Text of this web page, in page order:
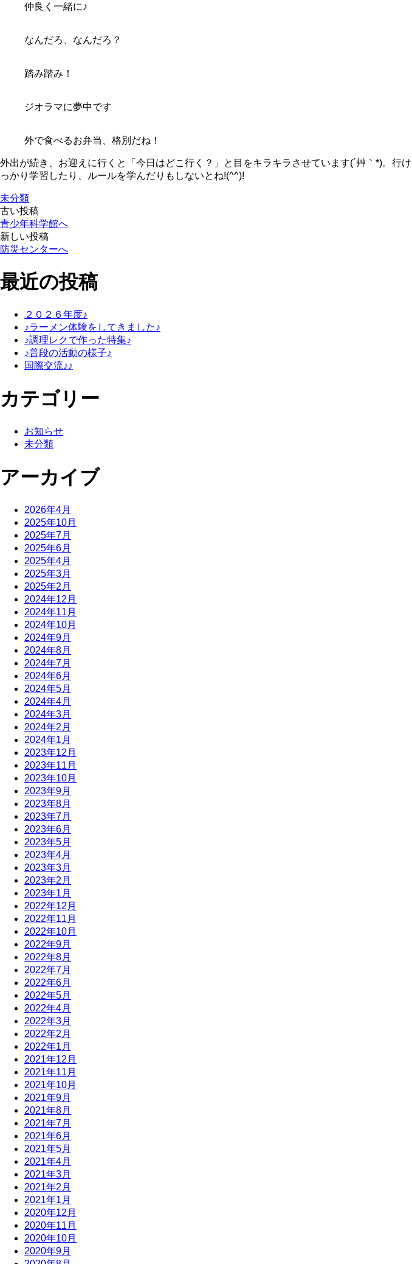
仲良く一緒に♪
なんだろ、なんだろ？
踏み踏み！
ジオラマに夢中です
外で食べるお弁当、格別だね！
外出が続き、お迎えに行くと「今日はどこ行く？」と目をキラキラさせています(´艸｀*)。
っかり学習したり、ルールを学んだりもしないとね!(^^)!
未分類
投
稿
ナ
ビ
ゲ
ー
ョ
ン
古い投稿
青少年科学館へ
新しい投稿
防災センターへ
最近の投稿
２０２６年度♪
♪ラーメン体験をしてきました♪
♪調理レクで作った特集♪
♪普段の活動の様子♪
国際交流♪♪
カテゴリー
お知らせ
未分類
アーカイブ
2026年4月
2025年10月
2025年7月
2025年6月
2025年4月
2025年3月
2025年2月
2024年12月
2024年11月
2024年10月
2024年9月
2024年8月
2024年7月
2024年6月
2024年5月
2024年4月
2024年3月
2024年2月
2024年1月
2023年12月
2023年11月
2023年10月
2023年9月
2023年8月
2023年7月
2023年6月
2023年5月
2023年4月
2023年3月
2023年2月
2023年1月
2022年12月
2022年11月
2022年10月
2022年9月
2022年8月
2022年7月
2022年6月
2022年5月
2022年4月
2022年3月
2022年2月
2022年1月
2021年12月
2021年11月
2021年10月
2021年9月
2021年8月
2021年7月
2021年6月
2021年5月
2021年4月
2021年3月
2021年2月
2021年1月
2020年12月
2020年11月
2020年10月
2020年9月